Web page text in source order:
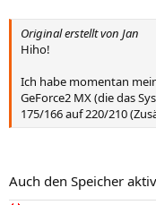
Original erstellt von Jan
Hiho!
Ich habe momentan
GeForce2 MX (die das
175/166 auf 220/210
Auch den Speicher